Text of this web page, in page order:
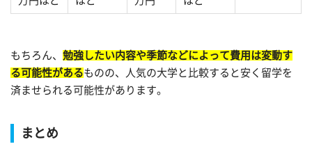
もちろん、 勉強したい内容や季節などによって費用は変動す
る可能性があるものの、人気の大学と比較すると安く留学を
済ませられる可能性があります。
まとめ